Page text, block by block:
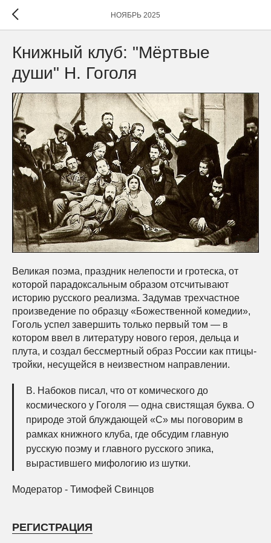
НОЯБРЬ 2025
Книжный клуб: "Мёртвые
души" Н. Гоголя
Великая поэма, праздник нелепости и гротеска, от
которой парадоксальным образом отсчитывают
историю русского реализма. Задумав трехчастное
произведение по образцу «Божественной комедии»,
Гоголь успел завершить только первый том — в
котором ввел в литературу нового героя, дельца и
плута, и создал бессмертный образ России как птицы-
тройки, несущейся в неизвестном направлении.
В. Набоков писал, что от комического до
космического у Гоголя — одна свистящая буква. О
природе этой блуждающей «С» мы поговорим в
рамках книжного клуба, где обсудим главную
русскую поэму и главного русского эпика,
вырастившего мифологию из шутки.
Модератор - Тимофей Свинцов
РЕГИСТРАЦИЯ